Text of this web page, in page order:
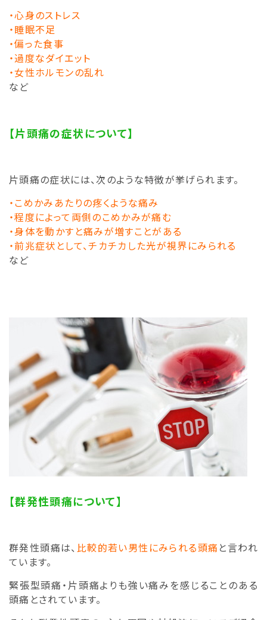
・心身のストレス
・睡眠不足
・偏った食事
・過度なダイエット
・女性ホルモンの乱れ
など
【片頭痛の症状について】
片頭痛の症状には、次のような特徴が挙げられます。
・こめかみあたりの疼くような痛み
・程度によって両側のこめかみが痛む
・身体を動かすと痛みが増すことがある
・前兆症状として、チカチカした光が視界にみられる
など
【群発性頭痛について】
群発性頭痛は、 比較的若い男性にみられる頭痛 と言われ
ています。
緊張型頭痛・片頭痛よりも強い痛みを感じることのある
頭痛とされています。